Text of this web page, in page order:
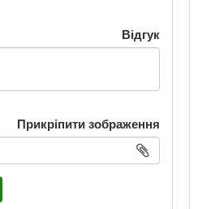
Відгук
Прикріпити зображення